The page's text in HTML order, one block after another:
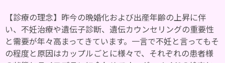
【診療の理念】昨今の晩婚化および出産年齢の上昇に伴
い、不妊治療や遺伝子診断、遺伝カウンセリングの重要性
と需要が年々高まってきています。一言で不妊と言ってもそ
の程度と原因はカップルごとに様々で、それぞれの患者様